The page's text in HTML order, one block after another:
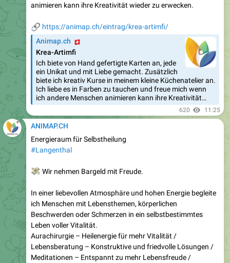
animieren kann ihre Kreativität wieder zu erwecken.
https://animap.ch/eintrag/krea-artimfi/
Animap.ch
🇨🇭
Krea-Artimfi
Ich biete von Hand gefertigte Karten an, jede
ein Unikat und mit Liebe gemacht. Zusätzlich
biete ich kreativ Kurse in meinem kleine Küchenatelier an.
Ich liebe es in Farben zu tauchen und freue mich wenn
ich andere Menschen animieren kann ihre Kreativität…
620 11:25
ANIMAP.CH
Energieraum für Selbstheilung
#Langenthal
Wir nehmen Bargeld mit Freude.
In einer liebevollen Atmosphäre und hohen Energie begleite
ich Menschen mit Lebensthemen, körperlichen
Beschwerden oder Schmerzen in ein selbstbestimmtes
Leben voller Vitalität.
Aurachirurgie – Heilenergie für mehr Vitalität /
Lebensberatung – Konstruktive und friedvolle Lösungen /
Meditationen – Entspannt zu mehr Lebensfreude /